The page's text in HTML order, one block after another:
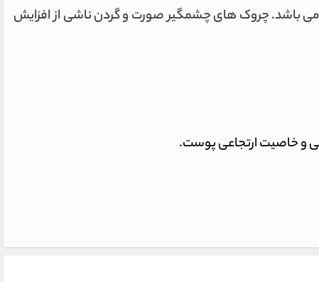
می کند٬ دارای اثر آنی سفت کنندگی پوست نیز می باشد. چروک های چشمگیر صورت و گردن ناشی از افزایش